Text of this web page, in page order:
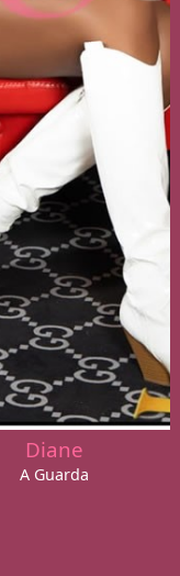
Diane
A Guarda